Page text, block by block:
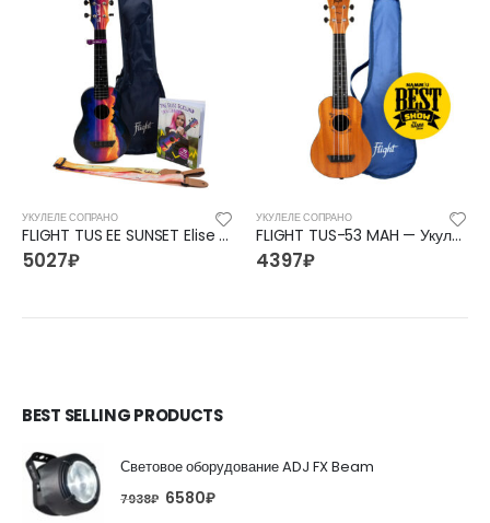
СОПРАНО
FLIGHT TUS EE SUNSET Elise Ecklund/Элиз Эклунд — Укулеле сопрано Флайт
₽
УКУЛЕЛЕ СОПРАНО
FLIGHT TUS-53 MAH — Укулеле сопрано Флайт
4397₽
BEST SELLING PRODUCTS
Световое оборудование ADJ FX Beam
7938₽ 6580₽